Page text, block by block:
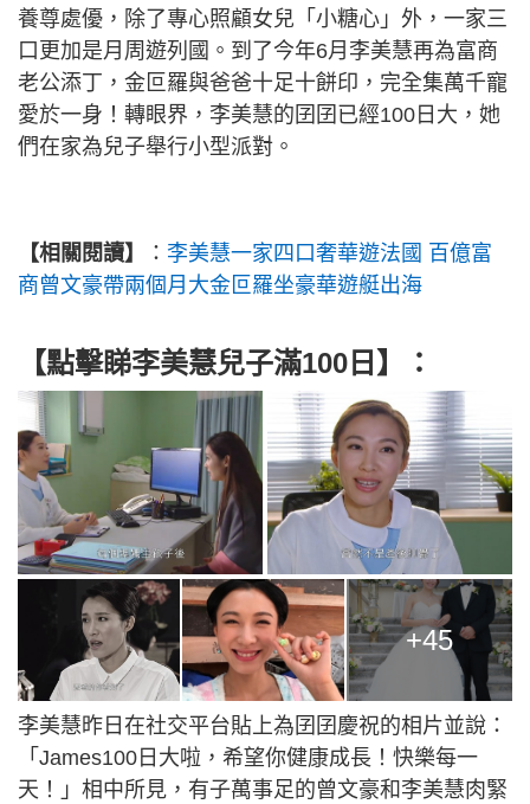
養尊處優，除了專心照顧女兒「小糖心」外，一家三
口更加是月周遊列國。到了今年6月李美慧再為富商
老公添丁，金叵羅與爸爸十足十餅印，完全集萬千寵
愛於一身！轉眼界，李美慧的囝囝已經100日大，她
們在家為兒子舉行小型派對。
【相關閱讀】 ： 李美慧一家四口奢華遊法國 百億富
商曾文豪帶兩個月大金叵羅坐豪華遊艇出海
【點擊睇李美慧兒子滿100日】：
+45
李美慧昨日在社交平台貼上為囝囝慶祝的相片並說：
「James100日大啦，希望你健康成長！快樂每一
天！」相中所見，有子萬事足的曾文豪和李美慧肉緊